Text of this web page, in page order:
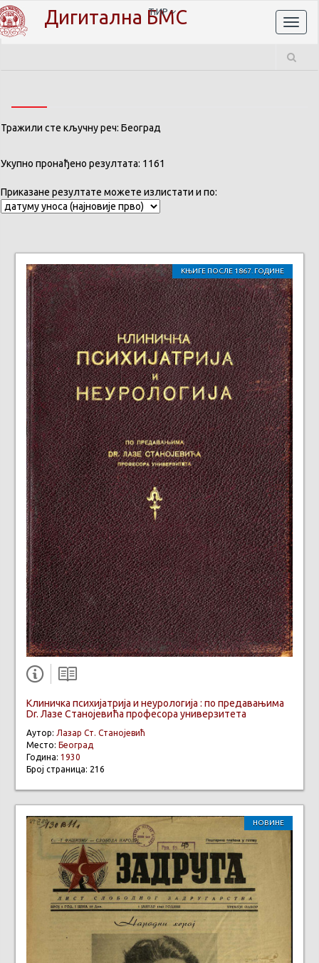
Дигитална БМС
ЋИР
Тражили сте кључну реч: Београд
Укупно пронађено резултата: 1161
Приказане резултате можете излистати и по:
КЊИГЕ ПОСЛЕ 1867. ГОДИНЕ
Клиничка психијатрија и неурологија : по предавањима
Dr. Лазе Станојевића професора универзитета
Аутор: Лазар Ст. Станојевић
Место: Београд
Година: 1930
Број страница: 216
НОВИНЕ